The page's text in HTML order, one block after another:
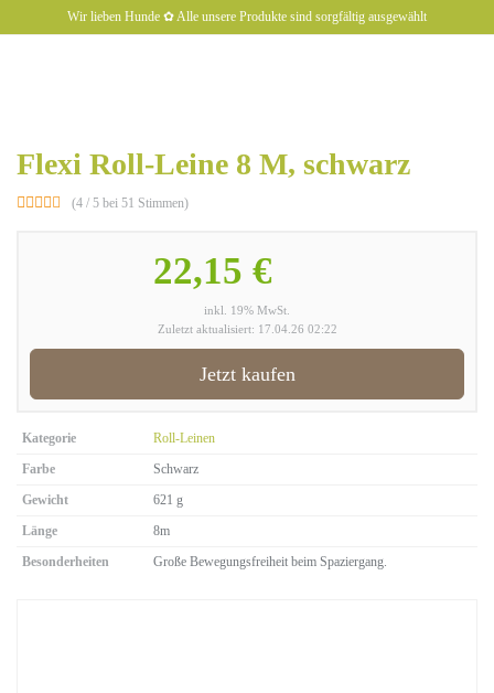
to
Wir lieben Hunde ✿ Alle unsere Produkte sind sorgfältig ausgewählt
Flexi Roll-Leine 8 M, schwarz
(4 / 5 bei 51 Stimmen)
22,15 €
inkl. 19% MwSt.
Zuletzt aktualisiert: 17.04.26 02:22
Jetzt kaufen
Kategorie
Roll-Leinen
Farbe
Schwarz
Gewicht
621 g
Länge
8m
Besonderheiten
Große Bewegungsfreiheit beim Spaziergang.